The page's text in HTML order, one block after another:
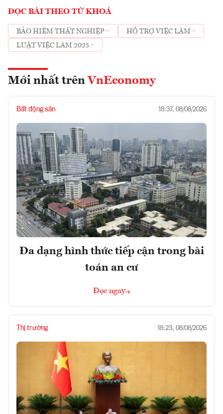
ĐỌC BÀI THEO TỪ KHOÁ
BẢO HIỂM THẤT NGHIỆP
HỖ TRỢ VIỆC LÀM
LUẬT VIỆC LÀM 2025
Mới nhất trên VnEconomy
Bất động sản 18:37, 08/08/2026
Đa dạng hình thức tiếp cận trong bài
toán an cư
Đọc ngay
Thị trường 18:23, 08/08/2026